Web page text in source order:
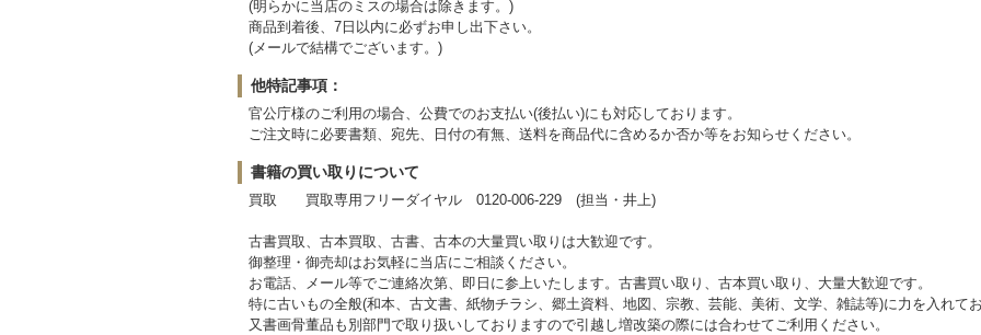
(明らかに当店のミスの場合は除きます。)
商品到着後、7日以内に必ずお申し出下さい。
(メールで結構でございます。)
他特記事項：
官公庁様のご利用の場合、公費でのお支払い(後払い)にも対応しております。
ご注文時に必要書類、宛先、日付の有無、送料を商品代に含めるか否か等をお知らせください。
書籍の買い取りについて
買取 買取専用フリーダイヤル 0120-006-229 (担当・井上)
古書買取、古本買取、古書、古本の大量買い取りは大歓迎です。
御整理・御売却はお気軽に当店にご相談ください。
お電話、メール等でご連絡次第、即日に参上いたします。古書買い取り、古本買い取り、大量大歓迎です。
特に古いもの全般(和本、古文書、紙物チラシ、郷土資料、地図、宗教、芸能、美術、文学、雑誌等)に力を入れてお
又書画骨董品も別部門で取り扱いしておりますので引越し増改築の際には合わせてご利用ください。